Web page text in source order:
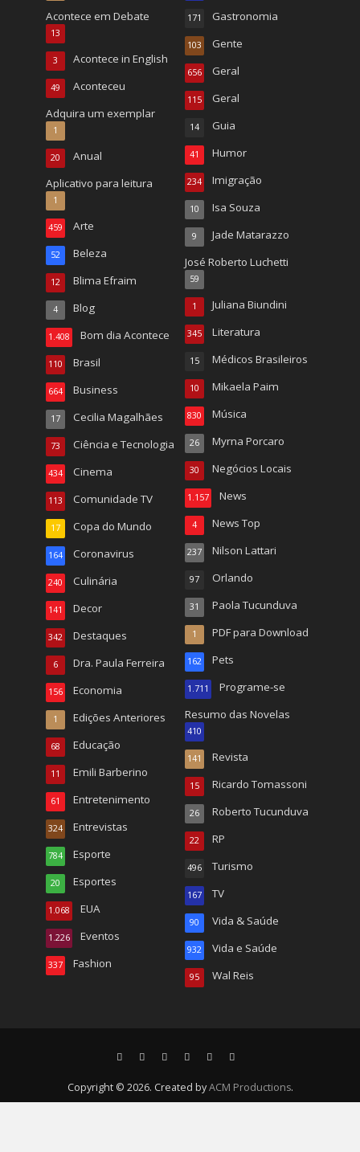
Acontece em Debate
13
Acontece in English
3
Aconteceu
49
Adquira um exemplar
1
Anual
20
Aplicativo para leitura
1
Arte
459
Beleza
52
Blima Efraim
12
Blog
4
Bom dia Acontece
1.408
Brasil
110
Business
664
Cecilia Magalhães
17
Ciência e Tecnologia
73
Cinema
434
Comunidade TV
113
Copa do Mundo
17
Coronavirus
164
Culinária
240
Decor
141
Destaques
342
Dra. Paula Ferreira
6
Economia
156
Edições Anteriores
1
Educação
68
Emili Barberino
11
Entretenimento
61
Entrevistas
324
Esporte
784
Esportes
20
EUA
1.068
Eventos
1.226
Fashion
337
Gastronomia
171
Gente
103
Geral
656
Geral
115
Guia
14
Humor
41
Imigração
234
Isa Souza
10
Jade Matarazzo
9
José Roberto Luchetti
59
Juliana Biundini
1
Literatura
345
Médicos Brasileiros
15
Mikaela Paim
10
Música
830
Myrna Porcaro
26
Negócios Locais
30
News
1.157
News Top
4
Nilson Lattari
237
Orlando
97
Paola Tucunduva
31
PDF para Download
1
Pets
162
Programe-se
1.711
Resumo das Novelas
410
Revista
141
Ricardo Tomassoni
15
Roberto Tucunduva
26
RP
22
Turismo
496
TV
167
Vida & Saúde
90
Vida e Saúde
932
Wal Reis
95
Copyright © 2026. Created byACM Productions.